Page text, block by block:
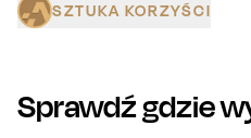
SZTUKA KORZYŚCI
Sprawdź gdzie